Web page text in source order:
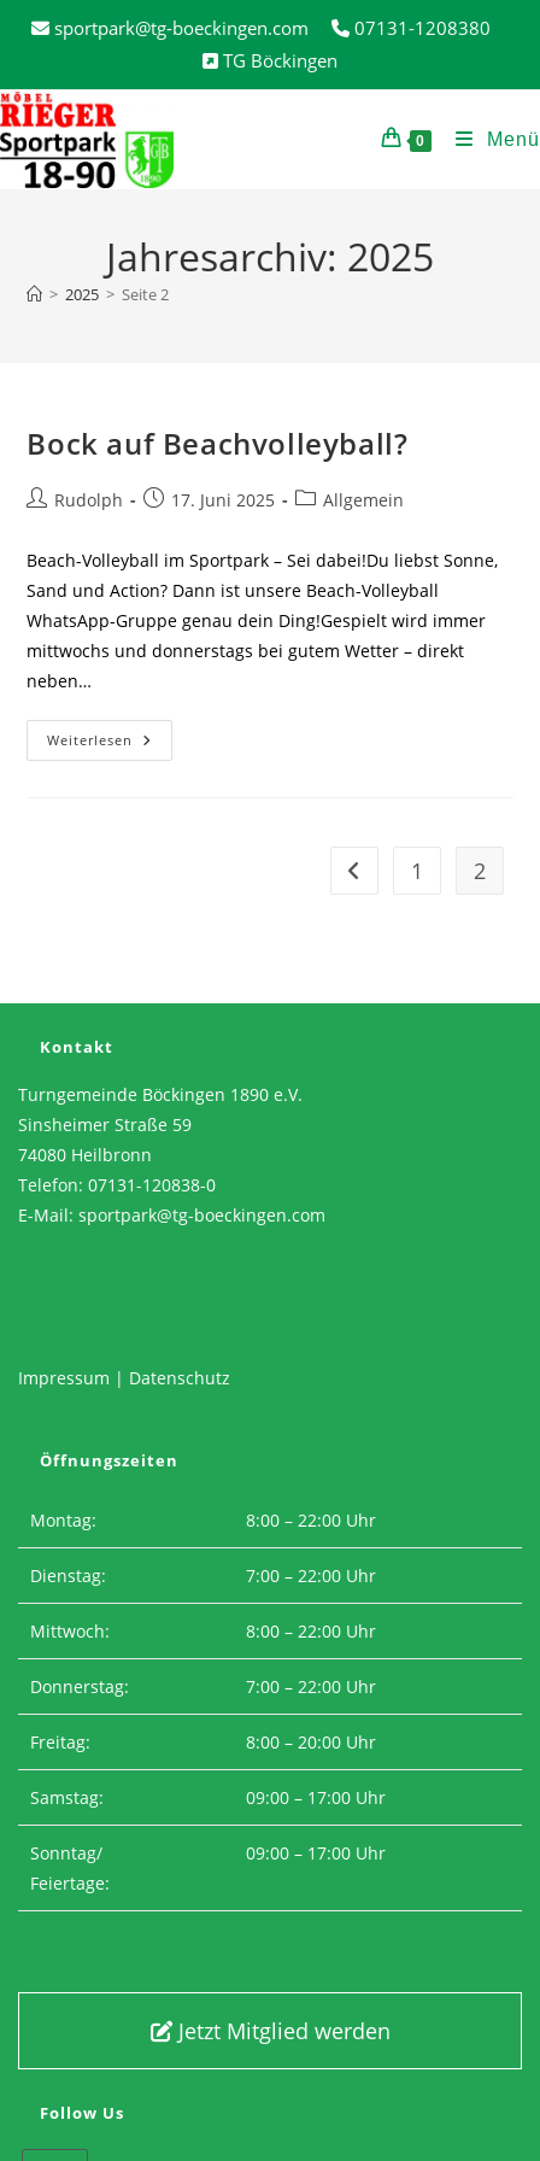
sportpark@tg-boeckingen.com
07131-1208380
TG Böckingen
0 Menü
Jahresarchiv: 2025
> 2025 > Seite 2
Bock auf Beachvolleyball?
Beitrags-
Rudolph
Beitrag17. Juni 2025
Beitrags-
Allgemein
Beach-Volleyball im Sportpark – Sei dabei!Du liebst Sonne,
Sand und Action? Dann ist unsere Beach-Volleyball
WhatsApp-Gruppe genau dein Ding!Gespielt wird immer
mittwochs und donnerstags bei gutem Wetter – direkt
neben…
Weiterlesen Bock
Auf
Zur vorherigen Seite
1 2
Kontakt
Turngemeinde Böckingen 1890 e.V.
Sinsheimer Straße 59
74080 Heilbronn
Telefon: 07131-120838-0
E-Mail: sportpark@tg-boeckingen.com
Impressum | Datenschutz
Öffnungszeiten
Montag: 8:00 – 22:00 Uhr
Dienstag: 7:00 – 22:00 Uhr
Mittwoch: 8:00 – 22:00 Uhr
Donnerstag: 7:00 – 22:00 Uhr
Freitag: 8:00 – 20:00 Uhr
Samstag: 09:00 – 17:00 Uhr
Sonntag/
Feiertage:
09:00 – 17:00 Uhr
Jetzt Mitglied werden
Follow Us